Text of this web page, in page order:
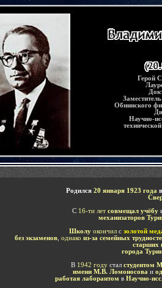
Герой
Обнинского
Научно-
Родился 20 января 1923 года
С 16-ти лет совмещал учёбу
механизаторов
Школу окончил с золотой
без экзаменов однако из-за семейных
старших
города
В 1942 году стал студентом
имени М.В. Ломоносова и
работая лаборантом в Научно-